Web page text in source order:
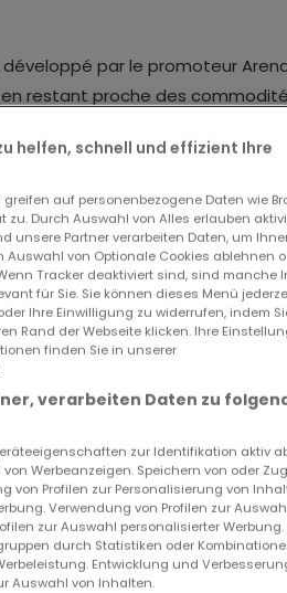
développé par le promoteur
restant proche des
helfen, schnell und effizient Ihre
auf personenbezogene Daten wie
Durch Auswahl von Alles erlauben
unsere Partner verarbeiten Daten, um
Auswahl von Optionale Cookies ablehnen
Tracker deaktiviert sind, sind manche
für Sie. Sie können dieses Menü
Ihre Einwilligung zu widerrufen, indem
Rand der Webseite klicken. Ihre
finden Sie in unserer
verarbeiten Daten zu
zur Identifikation aktiv
Werbeanzeigen. Speichern von oder
von Profilen zur Personalisierung von
Verwendung von Profilen zur
zur Auswahl personalisierter
durch Statistiken oder
Entwicklung und
Auswahl von Inhalten.